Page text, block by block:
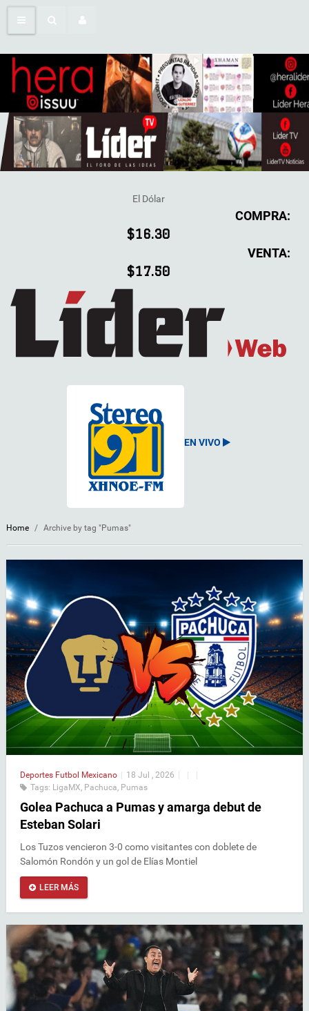
El Dólar
COMPRA:
$16.30
VENTA:
$17.50
EN VIVO
Home / Archive by tag "Pumas"
Deportes Futbol Mexicano | 18 Jul , 2026 | |
|
Tags: LigaMX Pachuca Pumas
Golea Pachuca a Pumas y amarga debut de
Esteban Solari
Los Tuzos vencieron 3-0 como visitantes con doblete de
Salomón Rondón y un gol de Elías Montiel
LEER MÁS